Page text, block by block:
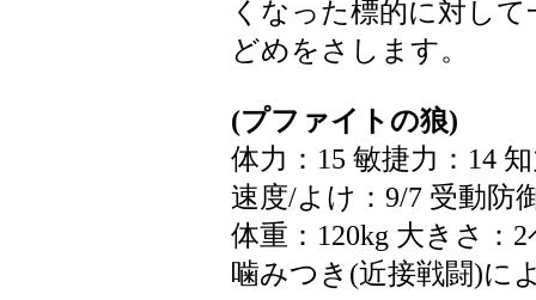
くなった標的に対し
どめをさします。
(プファイトの狼)
体力：15 敏捷力：14
速度/よけ：9/7 受動防
体重：120kg 大きさ：
噛みつき(近接戦闘)に